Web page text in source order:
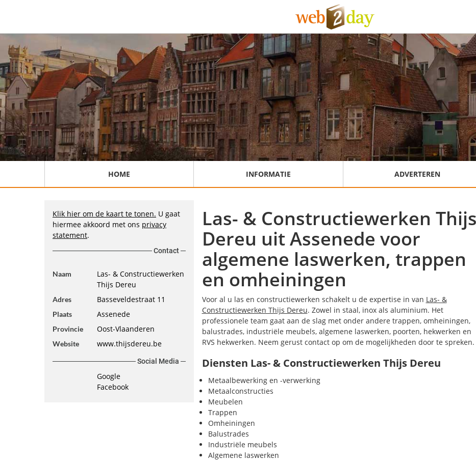
HOME INFORMATIE ADVERTEREN
Klik hier om de kaart te tonen. U gaat
hiermee akkoord met ons privacy
statement.
Contact
Naam
Las- & Constructiewerken
Thijs Dereu
Adres Basseveldestraat 11
Plaats Assenede
Provincie Oost-Vlaanderen
Website www.thijsdereu.be
Social Media
Google
Facebook
Las- & Constructiewerken Thijs
Dereu uit Assenede voor
algemene laswerken, trappen
en omheiningen
Voor al u las en constructiewerken schakelt u de expertise in van Las- &
Constructiewerken Thijs Dereu. Zowel in staal, inox als aluminium. Het
professionele team gaat aan de slag met onder andere trappen, omheiningen,
balustrades, industriële meubels, algemene laswerken, poorten, hekwerken en
RVS hekwerken. Neem gerust contact op om de mogelijkheden door te spreken.
Diensten Las- & Constructiewerken Thijs Dereu
Metaalbewerking en -verwerking
Metaalconstructies
Meubelen
Trappen
Omheiningen
Balustrades
Industriële meubels
Algemene laswerken